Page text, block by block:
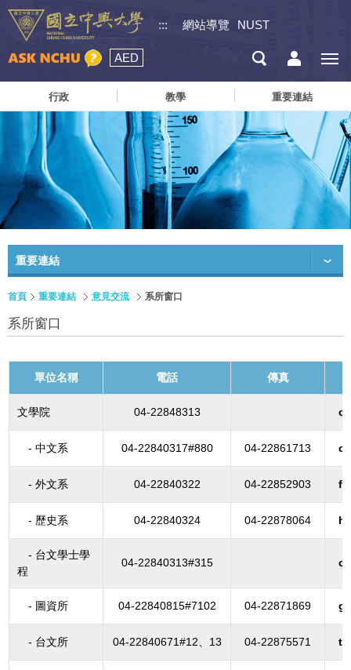
::: 網站導覽 NUST
AED
行政 教學 重要連結
重要連結
首頁 重要連結 意見交流 系所窗口
系所窗口
單位名稱 電話 傳真
文學院 04-22848313
- 中文系 04-22840317#880 04-22861713
- 外文系 04-22840322 04-22852903
- 歷史系 04-22840324 04-22878064
- 台文學士學
程
04-22840313#315
- 圖資所 04-22840815#7102 04-22871869
- 台文所 04-22840671#12、13 04-22875571